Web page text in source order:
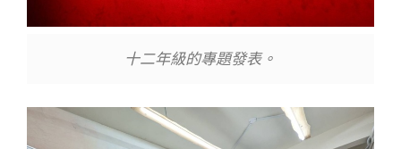
十二年級的專題發表。